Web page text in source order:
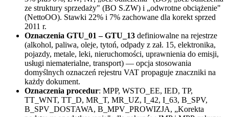
ze struktury sprzedaży" (BO S.ZW) i „odwrotne obciążenie"
(NettoOO). Stawki 22% i 7% zachowane dla korekt sprzed
2011 r.
Oznaczenia GTU_01 – GTU_13 definiowalne na rejestrze
(alkohol, paliwa, oleje, tytoń, odpady z zał. 15, elektronika,
pojazdy, metale, leki, nieruchomości, uprawnienia do emisji,
usługi niematerialne, transport) — opcja stosowania
domyślnych oznaczeń rejestru VAT propaguje znaczniki na
każdy dokument.
Oznaczenia procedur: MPP, WSTO_EE, IED, TP,
TT_WNT, TT_D, MR_T, MR_UZ, I_42, I_63, B_SPV,
B_SPV_DOSTAWA, B_MPV_PROWIZJA, „Korekta